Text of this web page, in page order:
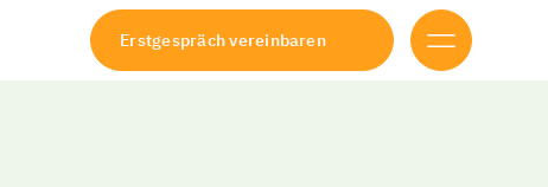
Erstgespräch vereinbaren